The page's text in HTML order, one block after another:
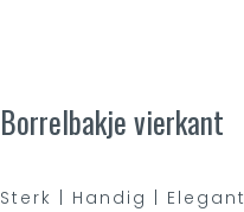
Borrelbakje vierkant
Sterk | Handig | Elegant